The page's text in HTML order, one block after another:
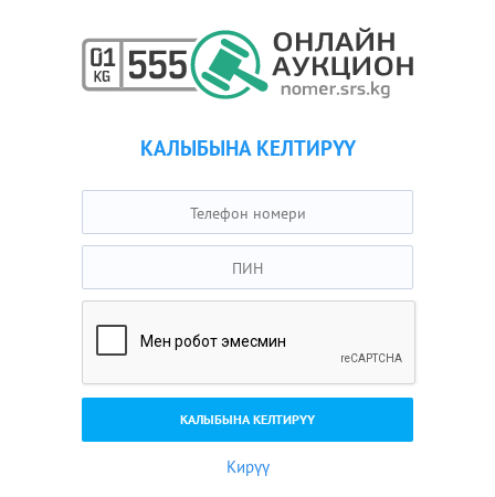
КАЛЫБЫНА КЕЛТИРҮҮ
Кирүү